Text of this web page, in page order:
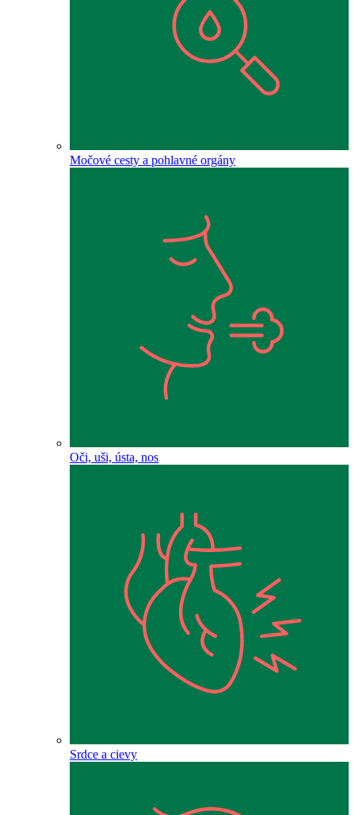
Močové cesty a pohlavné orgány
Oči, uši, ústa, nos
Srdce a cievy